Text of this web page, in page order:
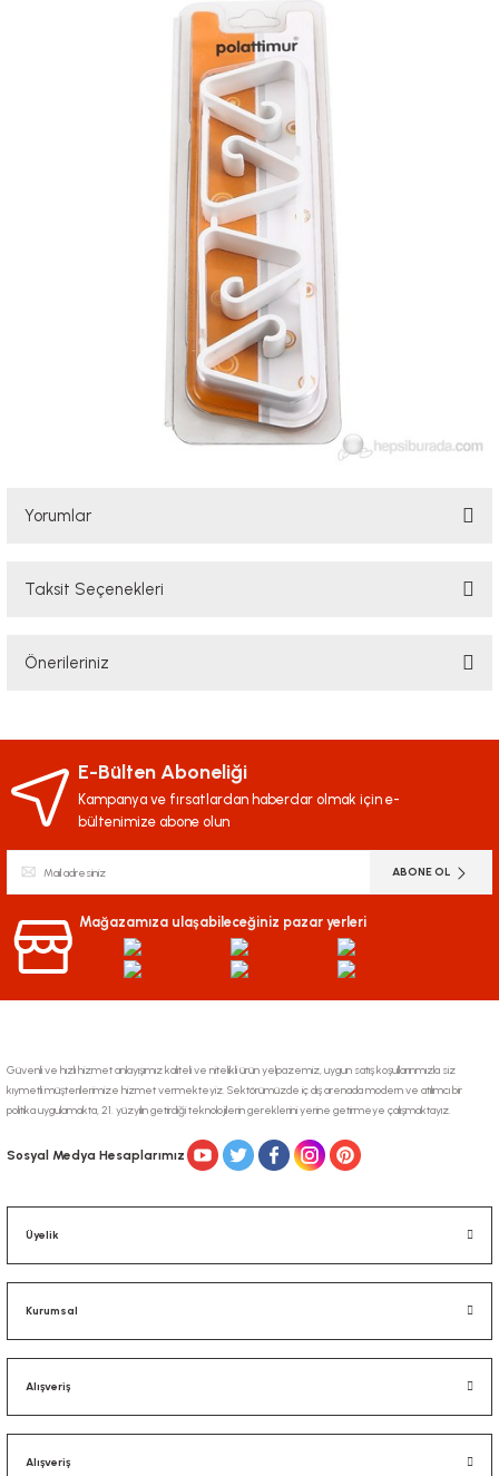
Yorumlar
Taksit Seçenekleri
Önerileriniz
iletebilirsiniz.
Görüş ve önerileriniz için teşekkür ederiz.
Ürün açıklamasında eksik bilgiler bulunuyor.
Ürün fiyatı diğer sitelerden daha pahalı.
Bu ürüne benzer farklı alternatifler olmalı.
Gönder
E-Bülten Aboneliği
Kampanya ve fırsatlardan haberdar olmak için e-
bültenimize abone olun
ABONE OL
Mağazamıza ulaşabileceğiniz pazar yerleri
Güvenli ve hızlı hizmet anlayışımız kaliteli ve nitelikli ürün yelpazemiz, uygun satış koşullarınmızla siz
kıymetli müşterilerimize hizmet vermekteyiz. Sektörümüzde iç dış arenada modern ve atılımcı bir
politika uygulamakta, 21. yüzyılın getirdiği teknolojilerin gereklerini yerine getirmeye çalışmaktayız.
Sosyal Medya Hesaplarımız
Üyelik
Kurumsal
Alışveriş
Alışveriş